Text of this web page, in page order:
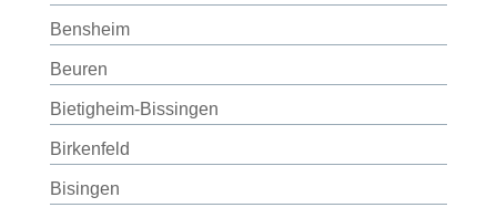
Bensheim
Beuren
Bietigheim-Bissingen
Birkenfeld
Bisingen